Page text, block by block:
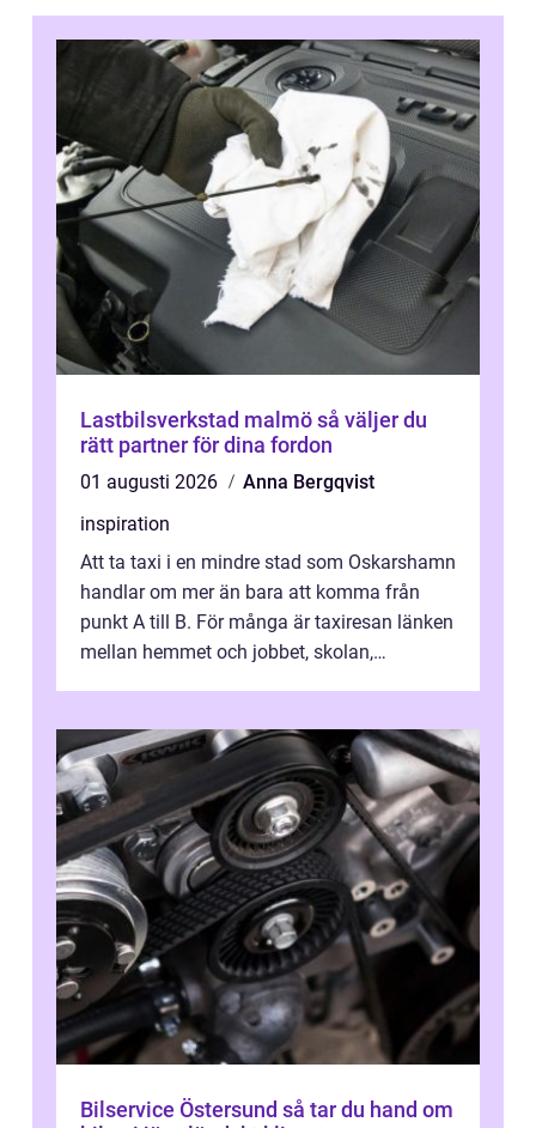
Lastbilsverkstad malmö så väljer du
rätt partner för dina fordon
01 augusti 2026
Anna Bergqvist
inspiration
Att ta taxi i en mindre stad som Oskarshamn
handlar om mer än bara att komma från
punkt A till B. För många är taxiresan länken
mellan hemmet och jobbet, skolan,
Bilservice Östersund så tar du hand om